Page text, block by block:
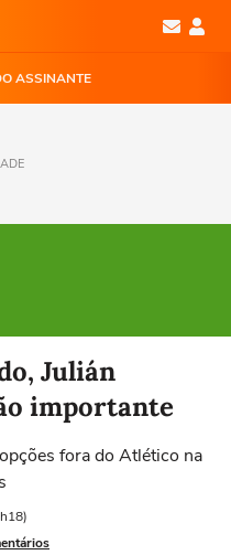
ASSINANTE
Julián
importante
fora do Atlético na